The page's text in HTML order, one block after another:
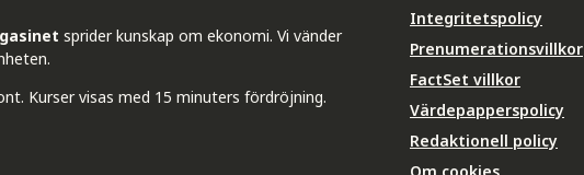
sprider kunskap om ekonomi. Vi vänder
Kurser visas med 15 minuters fördröjning.
Integritetspolicy
Prenumerationsvillkor
FactSet villkor
Värdepapperspolicy
Redaktionell policy